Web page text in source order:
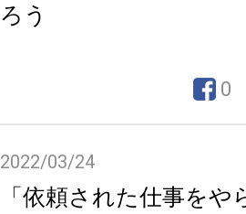
ろう
0
2022/03/24
「依頼された仕事を